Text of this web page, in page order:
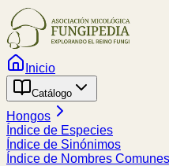
Inicio
Catálogo
Hongos
Índice de Especies
Índice de Sinónimos
Índice de Nombres Comunes